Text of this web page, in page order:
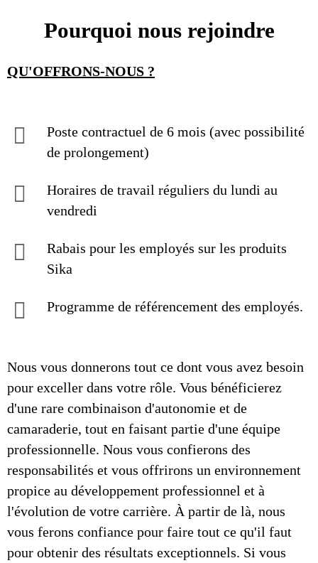
Pourquoi nous rejoindre
QU'OFFRONS-NOUS ?
Poste contractuel de 6 mois (avec possibilité
de prolongement)
Horaires de travail réguliers du lundi au
vendredi
Rabais pour les employés sur les produits
Sika
Programme de référencement des employés.
Nous vous donnerons tout ce dont vous avez besoin
pour exceller dans votre rôle. Vous bénéficierez
d'une rare combinaison d'autonomie et de
camaraderie, tout en faisant partie d'une équipe
professionnelle. Nous vous confierons des
responsabilités et vous offrirons un environnement
propice au développement professionnel et à
l'évolution de votre carrière. À partir de là, nous
vous ferons confiance pour faire tout ce qu'il faut
pour obtenir des résultats exceptionnels. Si vous